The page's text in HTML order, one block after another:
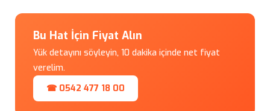
Bu Hat İçin Fiyat Alın
Yük detayını söyleyin, 10 dakika içinde net fiyat
verelim.
☎ 0542 477 18 00